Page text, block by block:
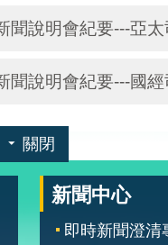
聞說明會紀要---亞
聞說明會紀要---國
關閉
新聞中心
即時新聞澄清